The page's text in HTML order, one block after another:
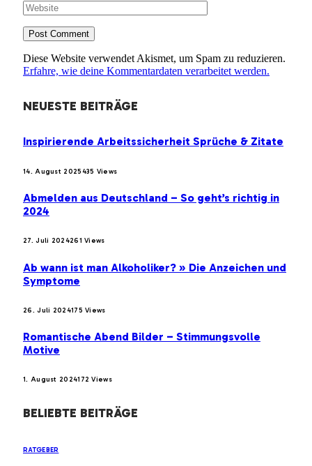
Diese Website verwendet Akismet, um Spam zu reduzieren.
Erfahre, wie deine Kommentardaten verarbeitet werden.
NEUESTE BEITRÄGE
Inspirierende Arbeitssicherheit Sprüche & Zitate
14. August 2025435 Views
Abmelden aus Deutschland – So geht’s richtig in
2024
27. Juli 2024261Views
Ab wann ist man Alkoholiker? » Die Anzeichen und
Symptome
26. Juli 2024175Views
Romantische Abend Bilder – Stimmungsvolle
Motive
1. August 2024172Views
BELIEBTE BEITRÄGE
RATGEBER